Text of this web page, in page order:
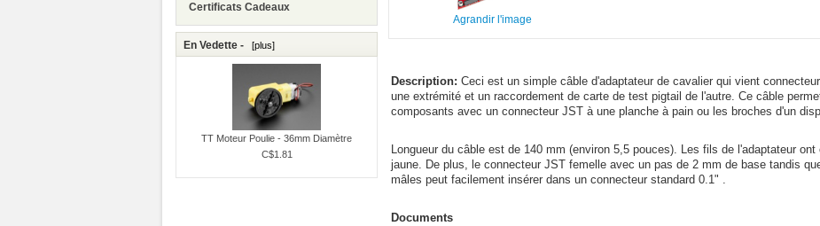
Certificats Cadeaux
En Vedette - [plus]
TT Moteur Poulie - 36mm Diamètre
C$1.81
Agrandir l'image
Description: Ceci est un simple câble d'adaptateur de cavalier qui vient
une extrémité et un raccordement de carte de test pigtail de l'autre. Ce câble
composants avec un connecteur JST à une planche à pain ou les broches d'un
Longueur du câble est de 140 mm (environ 5,5 pouces). Les fils de l'adaptateur
jaune. De plus, le connecteur JST femelle avec un pas de 2 mm de base tandis
mâles peut facilement insérer dans un connecteur standard 0.1" .
Documents